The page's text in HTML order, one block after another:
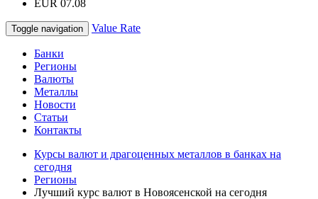
EUR 07.08
Toggle navigation Value Rate
Банки
Регионы
Валюты
Металлы
Новости
Статьи
Контакты
Курсы валют и драгоценных металлов в банках на
сегодня
Регионы
Лучший курс валют в Новоясенской на сегодня